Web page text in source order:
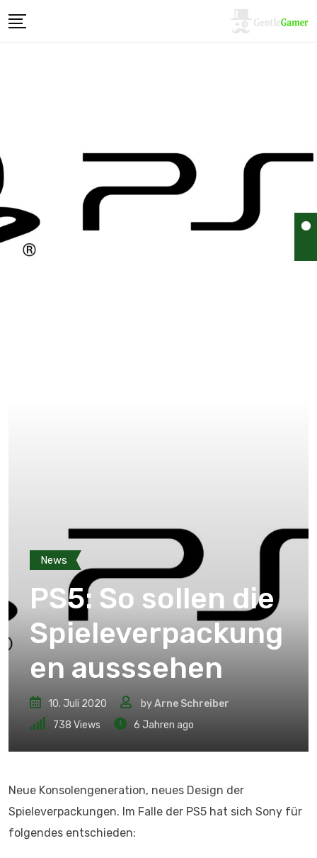
News
PS5: So sollen die
Spieleverpackung
en ausssehen
10. Juli 2020 byArne Schreiber
738 Views 6 Jahren ago
Neue Konsolengeneration, neues Design der
Spieleverpackungen. Im Falle der PS5 hat sich Sony für
folgendes entschieden: